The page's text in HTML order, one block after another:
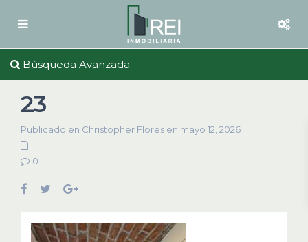
Búsqueda Avanzada
23
Publicado en Christopher Flores en mayo 12, 2026
0